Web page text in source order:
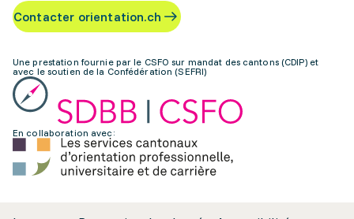
Contacter orientation.ch
Une prestation fournie par le CSFO sur mandat des cantons (CDIP) et
avec le soutien de la Confédération (SEFRI)
En collaboration avec: